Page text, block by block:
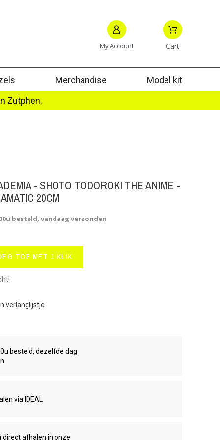
My Account Cart
Merchandise
Model kit
Zutphen.
- SHOTO TODOROKI THE ANIME -
20CM
besteld, vandaag verzonden
TOE MET 1 KLIK
verlanglijstje
besteld, dezelfde dag
via IDEAL
direct afhalen in onze